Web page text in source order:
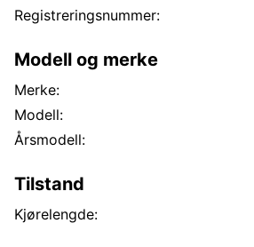
Registreringsnummer:
Modell og merke
Merke:
Modell:
Årsmodell:
Tilstand
Kjørelengde: